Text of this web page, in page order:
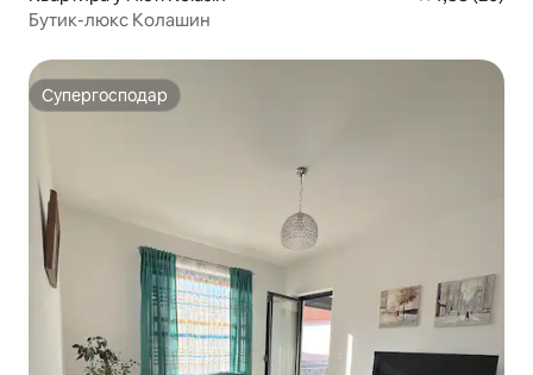
Бутик-люкс Колашин
Супергосподар
Супергосподар